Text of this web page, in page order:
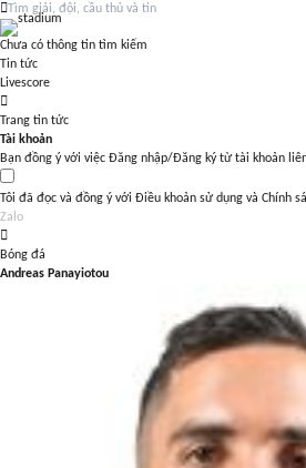
Chưa có thông tin tìm kiếm
Tin tức
Livescore
Trang tin tức
Tài khoản
Bạn đồng ý với việc Đăng nhập/Đăng ký từ tài khoản
Tôi đã đọc và đồng ý với Điều khoản sử dụng và Chính
Zalo
Bóng đá
Andreas Panayiotou